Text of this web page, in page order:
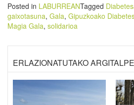
Posted in LABURREANTagged
gaixotasuna, Gala, Gipuzkoako
Magia Gala, solidarioa
ERLAZIONATUTAKO